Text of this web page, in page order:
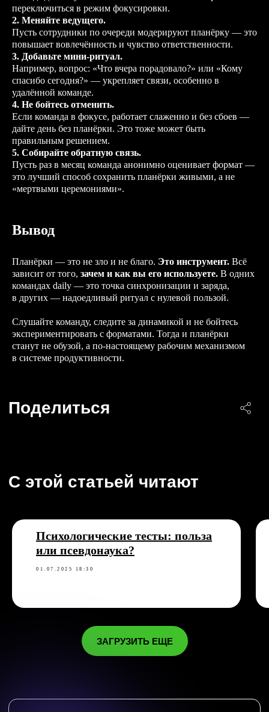
переключиться в режим фокусировки.
2. Меняйте ведущего.
Пусть сотрудники по очереди модерируют планёрку — это
повышает вовлечённость и чувство ответственности.
3. Добавьте мини-ритуал.
Например, вопрос: «Что вчера порадовало?» или «Кому
спасибо сегодня?» — укрепляет связи, особенно в
удалённой команде.
4. Не бойтесь отменить.
Если команда в фокусе, работает слаженно и без сбоев —
дайте день без планёрки. Это тоже может быть
правильным решением.
5. Собирайте обратную связь.
Пусть раз в месяц команда анонимно оценивает формат —
это лучший способ сохранить планёрки живыми, а не
«мертвыми церемониями».
Вывод
Планёрки — это не зло и не благо. Это инструмент. Всё
зависит от того, зачем и как вы его используете. В одних
командах daily — это точка синхронизации и заряда,
в других — надоедливый ритуал с нулевой пользой.
Слушайте команду, следите за динамикой и не бойтесь
экспериментировать с форматами. Тогда и планёрки
станут не обузой, а по-настоящему рабочим механизмом
в системе продуктивности.
Психологические тесты: польза
или псевдонаука?
01.07.2025 18:30
ЗАГРУЗИТЬ ЕЩЕ
Подберем первых
кандидатов за 5 дней —у
нас своя база
проверенных резюме
Проведем экспертизу
профессиональных
навыков
Например, оценим навыки
разработчика, маркетологов
Наши услуги
Платформа
Диагностика
Личный кабинет